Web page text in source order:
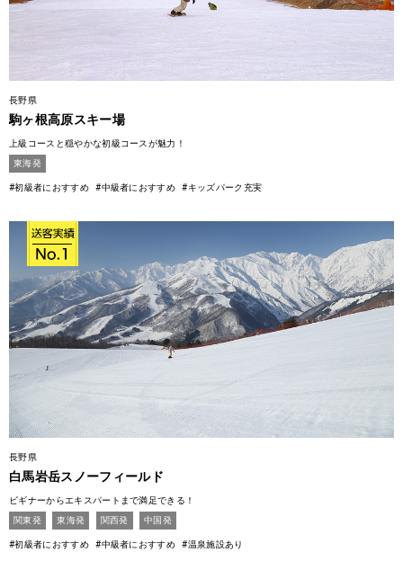
長野県
駒ヶ根高原スキー場
上級コースと穏やかな初級コースが魅力！
東海発
#初級者におすすめ #中級者におすすめ #キッズパーク充実
長野県
白馬岩岳スノーフィールド
ビギナーからエキスパートまで満足できる！
関東発
東海発 関西発 中国発
#初級者におすすめ #中級者におすすめ #温泉施設あり